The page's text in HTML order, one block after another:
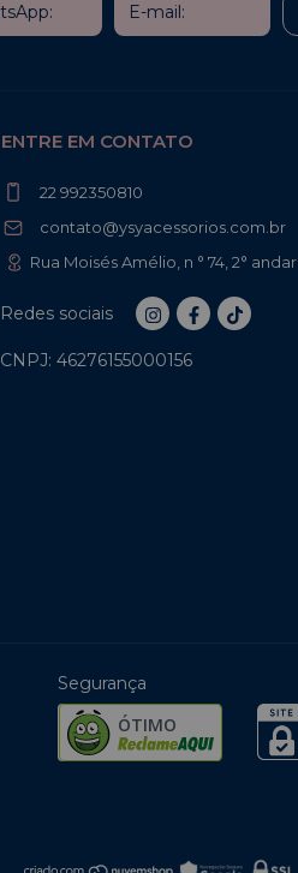
ENTRE EM CONTATO
22 992350810
contato@ysyacessorios.com.br
Rua Moisés Amélio, n ° 74, 2° andar
Redes sociais
CNPJ: 46276155000156
Segurança
ÓTIMO